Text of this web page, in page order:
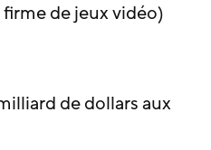
de jeux vidéo)
de dollars aux